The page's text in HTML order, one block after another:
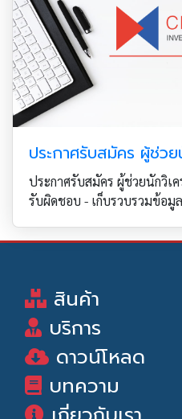
ประกาศรับสมัคร ผู้ช่ว
ประกาศรับสมัคร ผู้ช่วยนักวิเ
รับผิดชอบ - เก็บรวบรวมข้อมู
สินค้า
บริการ
ดาวน์โหลด
บทความ